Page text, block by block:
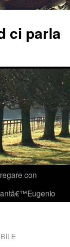
ci parla
con